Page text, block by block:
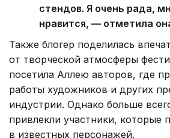
стендов. Я очень рада,
нравится, — отметила
Также блогер поделилась
от творческой атмосферы
посетила Аллею авторов, где
работы художников и других
индустрии. Однако больше
привлекли участники, которые
в известных персонажей.